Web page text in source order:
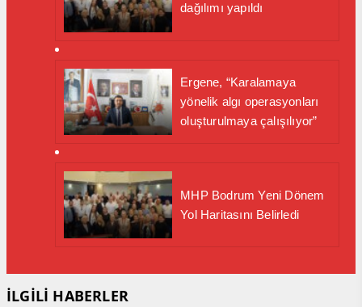
dağılımı yapıldı
Ergene, “Karalamaya
yönelik algı operasyonları
oluşturulmaya çalışılıyor”
MHP Bodrum Yeni Dönem
Yol Haritasını Belirledi
İLGİLİ HABERLER